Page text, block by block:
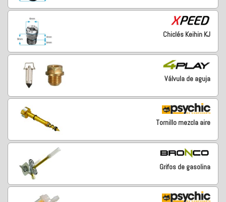
Chiclés Keihin KJ
Válvula de aguja
Tornillo mezcla aire
Grifos de gasolina